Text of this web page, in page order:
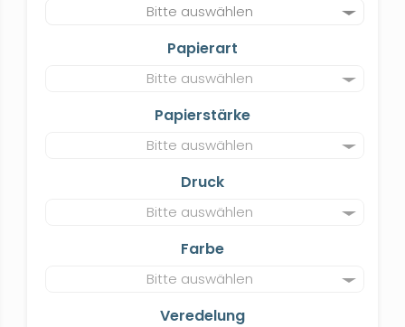
Bitte auswählen
Papierart
Bitte auswählen
Papierstärke
Bitte auswählen
Druck
Bitte auswählen
Farbe
Bitte auswählen
Veredelung